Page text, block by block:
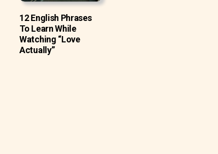
12 English Phrases
To Learn While
Watching “Love
Actually”